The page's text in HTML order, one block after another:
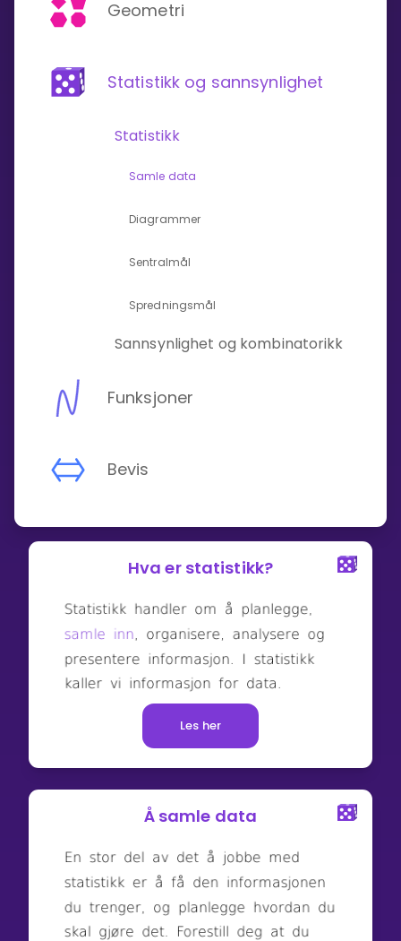
Inviter en venn
Velg læreplan
Geometri
Statistikk og sannsynlighet
Statistikk
Samle data
Diagrammer
Sentralmål
Spredningsmål
Sannsynlighet og kombinatorikk
Funksjoner
Bevis
Hva er statistikk?
Les her
Å samle data